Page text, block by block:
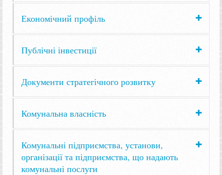
Економічний профіль
Публічні інвестиції
Документи стратегічного розвитку
Комунальна власність
Комунальні підприємства, установи,
організації та підприємства, що надають
комунальні послуги